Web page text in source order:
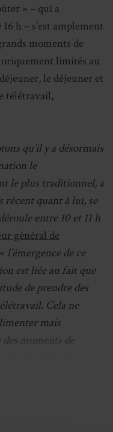
» – qui a
h – s’est amplement
moments de
limités au
le déjeuner et
télétravail,
qu’il y a désormais
le
le plus traditionnel, a
récent quant à lui, se
entre 10 et 11 h
général de
l’émergence de ce
est liée au fait que
de prendre des
Cela ne
mais
des moments de